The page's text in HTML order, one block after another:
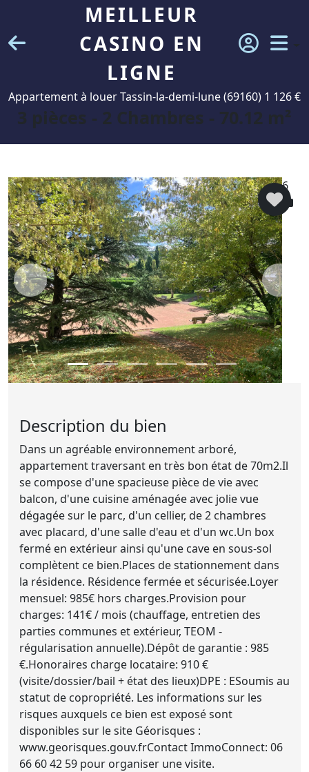
MEILLEUR
CASINO EN
LIGNE
Appartement à louer Tassin-la-demi-lune (69160) 1 126 €
3 pièces - 2 Chambres - 70.12 m²
6
Description du bien
Dans un agréable environnement arboré,
appartement traversant en très bon état de 70m2.Il
se compose d'une spacieuse pièce de vie avec
balcon, d'une cuisine aménagée avec jolie vue
dégagée sur le parc, d'un cellier, de 2 chambres
avec placard, d'une salle d'eau et d'un wc.Un box
fermé en extérieur ainsi qu'une cave en sous-sol
complètent ce bien.Places de stationnement dans
la résidence. Résidence fermée et sécurisée.Loyer
mensuel: 985€ hors charges.Provision pour
charges: 141€ / mois (chauffage, entretien des
parties communes et extérieur, TEOM -
régularisation annuelle).Dépôt de garantie : 985
€.Honoraires charge locataire: 910 €
(visite/dossier/bail + état des lieux)DPE : ESoumis au
statut de copropriété. Les informations sur les
risques auxquels ce bien est exposé sont
disponibles sur le site Géorisques :
www.georisques.gouv.frContact ImmoConnect: 06
66 60 42 59 pour organiser une visite.